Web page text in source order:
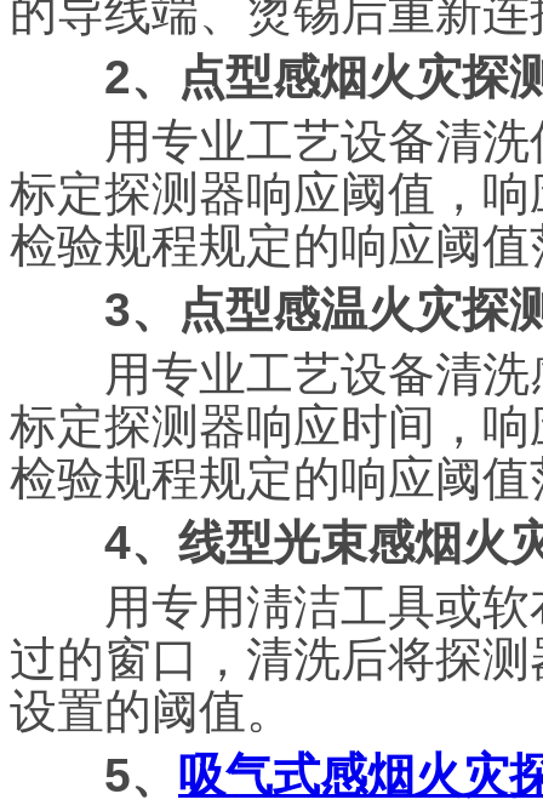
的导线端、烫锡后重新连
2、点型感烟火灾探
用专业工艺设备清洗
标定探测器响应阈值，
检验规程规定的响应阈
3、点型感温火灾探
用专业工艺设备清洗
标定探测器响应时间，
检验规程规定的响应阈
4、线型光束感烟火
用专用淸洁工具或软
过的窗口，清洗后将探
设置的阈值。
5、 吸气式感烟火灾